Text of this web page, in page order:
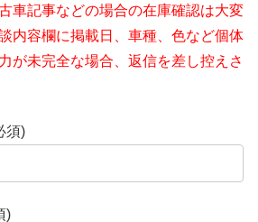
車記事などの場合の在庫確認は大変
内容欄に掲載日、車種、色など個体
が未完全な場合、返信を差し控えさ
須)
)